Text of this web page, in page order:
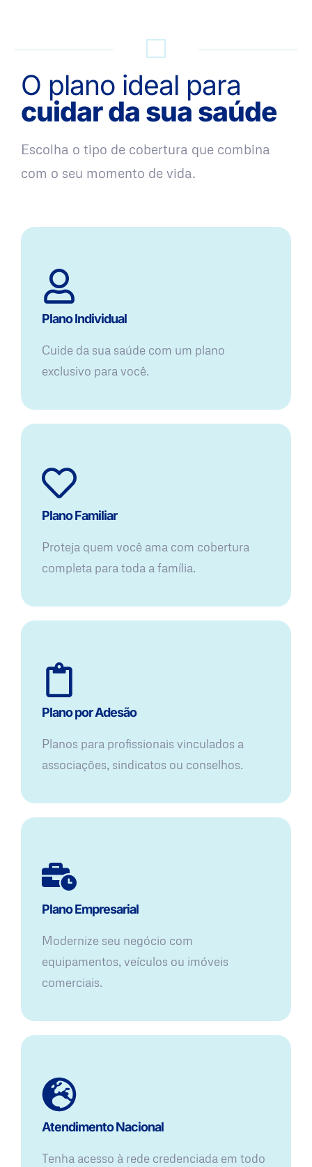
O plano ideal para
cuidar da sua saúde
Escolha o tipo de cobertura que combina
com o seu momento de vida.
Plano Individual
Cuide da sua saúde com um plano
exclusivo para você.
Plano Familiar
Proteja quem você ama com cobertura
completa para toda a família.
Plano por Adesão
Planos para profissionais vinculados a
associações, sindicatos ou conselhos.
Plano Empresarial
Modernize seu negócio com
equipamentos, veículos ou imóveis
comerciais.
Atendimento Nacional
Tenha acesso à rede credenciada em todo